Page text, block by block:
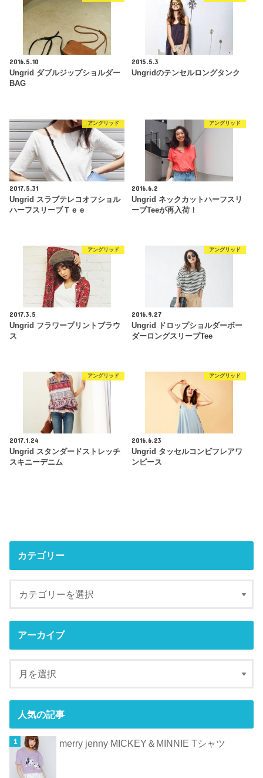
2016.5.10
Ungrid ダブルジップショルダー
BAG
2015.5.3
Ungridのテンセルロングタンク
アングリッド
2017.5.31
Ungrid スラブテレコオフショル
ハーフスリーブＴｅｅ
アングリッド
2016.6.2
Ungrid ネックカットハーフスリ
ーブTeeが再入荷！
アングリッド
2017.3.5
Ungrid フラワープリントブラウ
ス
アングリッド
2016.9.27
Ungrid ドロップショルダーボー
ダーロングスリーブTee
アングリッド
2017.1.24
Ungrid スタンダードストレッチ
スキニーデニム
アングリッド
2016.6.23
Ungrid タッセルコンビフレアワ
ンピース
カテゴリー
アーカイブ
人気の記事
merry jenny MICKEY＆MINNIE Tシャツ